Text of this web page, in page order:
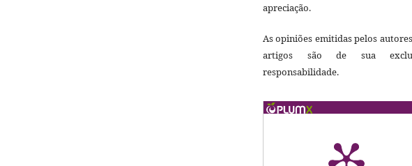
apreciação.
As opiniões emitidas pelos
artigos são de sua
responsabilidade.